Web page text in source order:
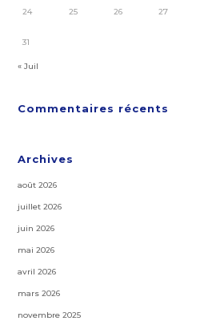
24 25 26 27
31
« Juil
Commentaires récents
Archives
août 2026
juillet 2026
juin 2026
mai 2026
avril 2026
mars 2026
novembre 2025